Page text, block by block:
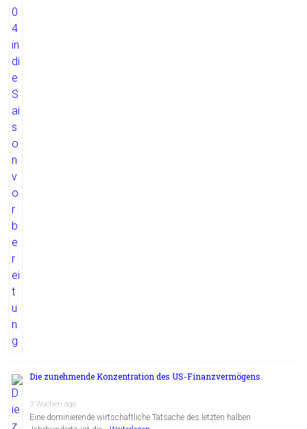
Die zunehmende Konzentration des US-Finanzvermögens
3 Wochen ago
Eine dominierende wirtschaftliche Tatsache des letzten halben